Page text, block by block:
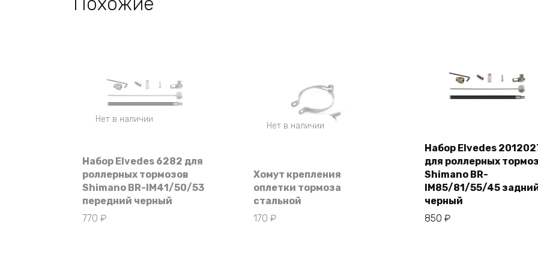
Нет в наличии
Набор Elvedes 6282 для
роллерных тормозов
Shimano BR-IM41/50/53
передний черный
770 ₽
Нет в наличии
Хомут крепления
оплетки тормоза
стальной
170 ₽
В корзину
Набор Elvedes
для роллерных
Shimano BR-
IM85/81/55/45
черный
850 ₽